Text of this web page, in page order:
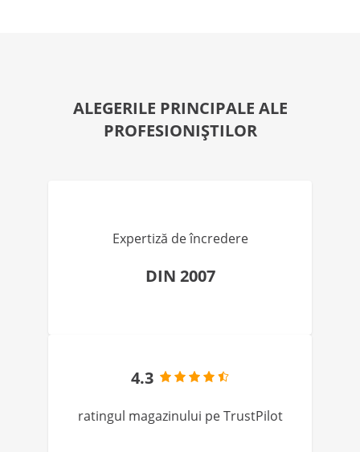
ALEGERILE PRINCIPALE ALE
PROFESIONIȘTILOR
Expertiză de încredere
DIN 2007
4.3
ratingul magazinului pe TrustPilot